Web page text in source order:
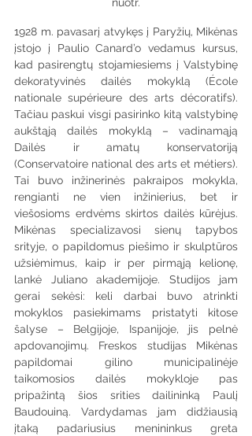
1928 m. pavasarį atvykęs į Paryžių, Mikėnas
įstojo į Paulio Canard’o vedamus kursus,
kad pasirengtų stojamiesiems į Valstybinę
dekoratyvinės dailės mokyklą (École
nationale supérieure des arts décoratifs).
Tačiau paskui visgi pasirinko kitą valstybinę
aukštąją dailės mokyklą – vadinamąją
Dailės ir amatų konservatoriją
(Conservatoire national des arts et métiers).
Tai buvo inžinerinės pakraipos mokykla,
rengianti ne vien inžinierius, bet ir
viešosioms erdvėms skirtos dailės kūrėjus.
Mikėnas specializavosi sienų tapybos
srityje, o papildomus piešimo ir skulptūros
užsiėmimus, kaip ir per pirmąją kelionę,
lankė Juliano akademijoje. Studijos jam
gerai sekėsi: keli darbai buvo atrinkti
mokyklos pasiekimams pristatyti kitose
šalyse – Belgijoje, Ispanijoje, jis pelnė
apdovanojimų. Freskos studijas Mikėnas
papildomai gilino municipalinėje
taikomosios dailės mokykloje pas
pripažintą šios srities dailininką Paulį
Baudouiną. Vardydamas jam didžiausią
įtaką padariusius menininkus greta